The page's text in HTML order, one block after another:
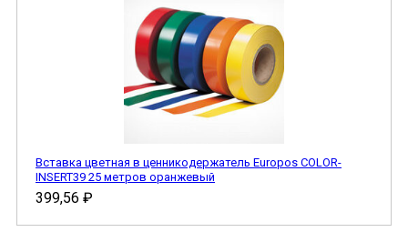
Вставка цветная в ценникодержатель Europos COLOR-
INSERT39 25 метров оранжевый
399,56 ₽